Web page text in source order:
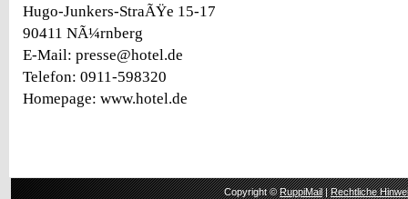
Hugo-Junkers-StraÃŸe 15-17
90411 NÃ¼rnberg
E-Mail: presse@hotel.de
Telefon: 0911-598320
Homepage: www.hotel.de
Copyright ©RuppiMail|Rechtliche